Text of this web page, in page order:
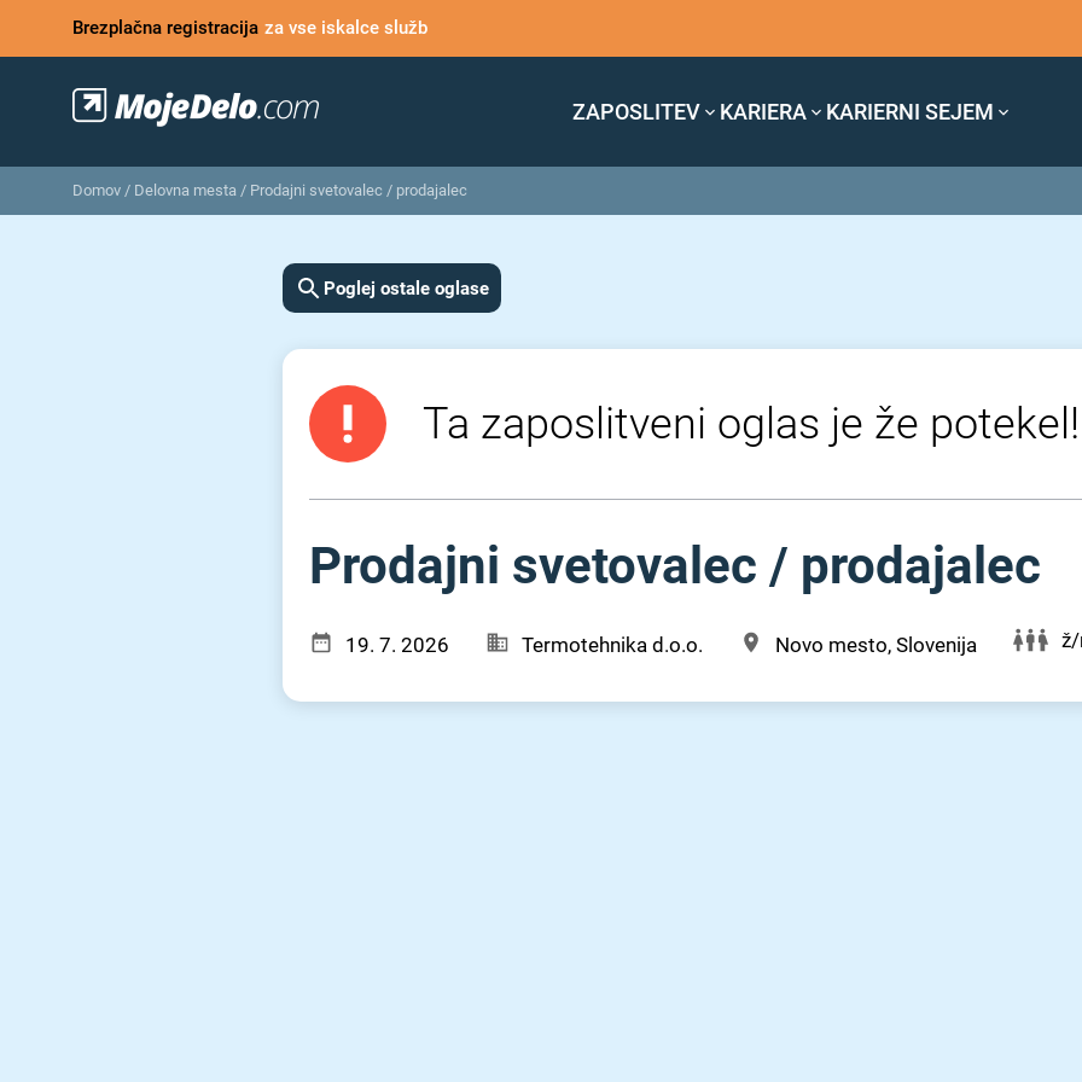
Brezplačna registracija za vse iskalce služb
ZAPOSLITEV KARIERA KARIERNI SEJEM
Domov / Delovna mesta / Prodajni svetovalec / prodajalec
Poglej ostale oglase
Ta zaposlitveni oglas je že potekel!
Prodajni svetovalec ⁠/⁠ prodajalec
19. 7. 2026 Termotehnika d.o.o. Novo mesto, Slovenija